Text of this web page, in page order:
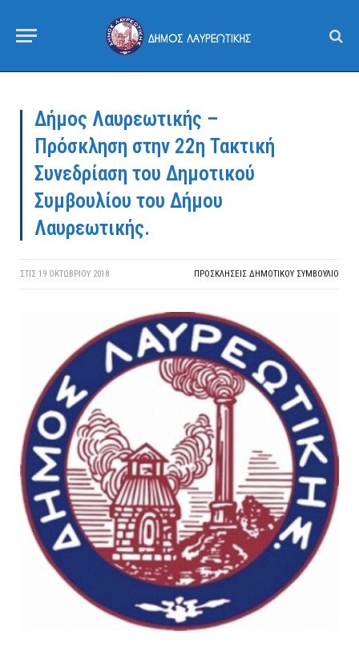
Δήμος Λαυρεωτικής –
Πρόσκληση στην 22η Τακτική
Συνεδρίαση του Δημοτικού
Συμβουλίου του Δήμου
Λαυρεωτικής.
ΣΤΙΣ 19 ΟΚΤΩΒΡΊΟΥ 2018 ΠΡΟΣΚΛΉΣΕΙΣ ΔΗΜΟΤΙΚΟΎ ΣΥΜΒΟΎΛΙΟ